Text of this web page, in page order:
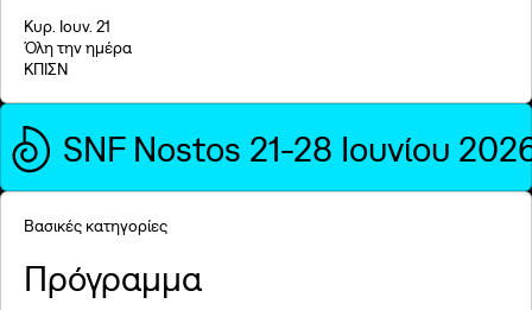
Κυρ. Ιουν. 21
Όλη την ημέρα
ΚΠΙΣΝ
SNF Nostos 21-28 Ιουνίου
Βασικές κατηγορίες
Πρόγραμμα